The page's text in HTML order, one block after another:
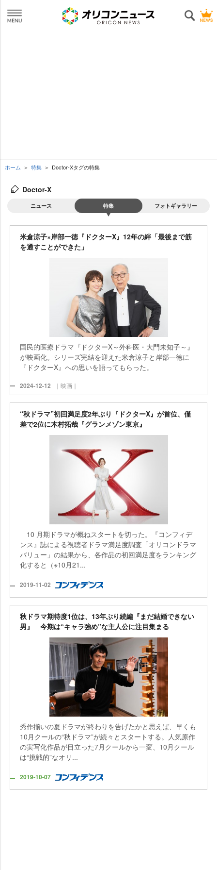
ホーム 特集 Doctor-Xタグの特集
Doctor-X
ニュース 特集 フォトギャラリー
米倉涼子×岸部一徳『ドクターX』12年の絆「最後まで筋
を通すことができた」
国民的医療ドラマ『ドクターX～外科医・大門未知子～』
が映画化。シリーズ完結を迎えた米倉涼子と岸部一徳に
『ドクターX』への思いを語ってもらった。
2024-12-12 ｜映画｜
“秋ドラマ”初回満足度2年ぶり『ドクターX』が首位、僅
差で2位に木村拓哉『グランメゾン東京』
10 月期ドラマが概ねスタートを切った。『コンフィデ
ンス』誌による視聴者ドラマ満足度調査「オリコンドラマ
バリュー」の結果から、各作品の初回満足度をランキング
化すると（※10月21...
2019-11-02
秋ドラマ期待度1位は、13年ぶり続編『まだ結婚できない
男』 今期は“キャラ強め”な主人公に注目集まる
秀作揃いの夏ドラマが終わりを告げたかと思えば、早くも
10月クールの“秋ドラマ”が続々とスタートする。人気原作
の実写化作品が目立った7月クールから一変、10月クール
は“挑戦的”なオリ...
2019-10-07